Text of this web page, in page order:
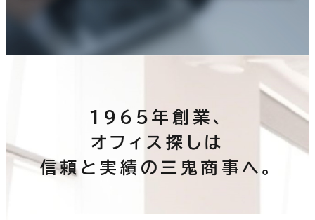
1965年創業、
オフィス探しは
信頼と実績の三鬼商事へ。